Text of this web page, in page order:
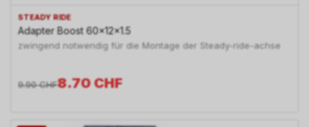
STEADY RIDE
Adapter Boost 60x12x1.5
zwingend notwendig für die Montage der Steady-ride-achse
8.70CHF
9.90 CHF